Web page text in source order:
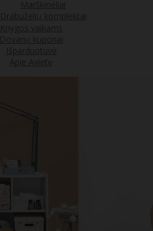
Marškinėliai
Drabužėlių komplektai
Knygos vaikams
Dovanų kuponai
Išparduotuvė
Apie Avietę